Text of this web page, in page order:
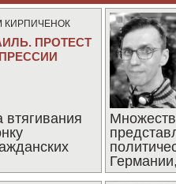
КИРПИЧЕНОК
ПРОТЕСТ
втягивания